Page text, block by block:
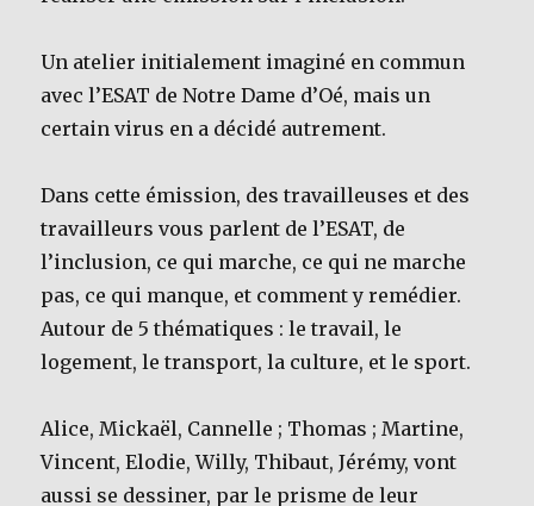
Un atelier initialement imaginé en commun
avec l’ESAT de Notre Dame d’Oé, mais un
certain virus en a décidé autrement.
Dans cette émission, des travailleuses et des
travailleurs vous parlent de l’ESAT, de
l’inclusion, ce qui marche, ce qui ne marche
pas, ce qui manque, et comment y remédier.
Autour de 5 thématiques : le travail, le
logement, le transport, la culture, et le sport.
Alice, Mickaël, Cannelle ; Thomas ; Martine,
Vincent, Elodie, Willy, Thibaut, Jérémy, vont
aussi se dessiner, par le prisme de leur